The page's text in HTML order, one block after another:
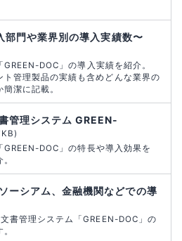
門や業界別の導入実績数〜
DOC」の導入実績を紹介。
ト管理製品の実績も含めどんな業界の
潔に記載。
管理システム GREEN-
DOC」の特長や導入効果を
ーシアム、金融機関などでの導
書管理システム「GREEN-DOC」の